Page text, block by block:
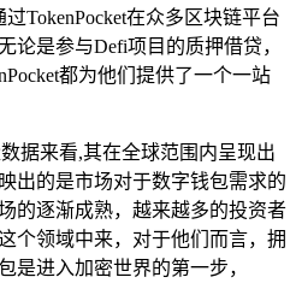
TokenPocket在众多区块链平台
论是参与Defi项目的质押借贷，
都为他们提供了一个一站
数据来看,其在全球范围内呈现出
出的是市场对于数字钱包需求的
的逐渐成熟，越来越多的投资者
个领域中来，对于他们而言，拥
是进入加密世界的第一步，